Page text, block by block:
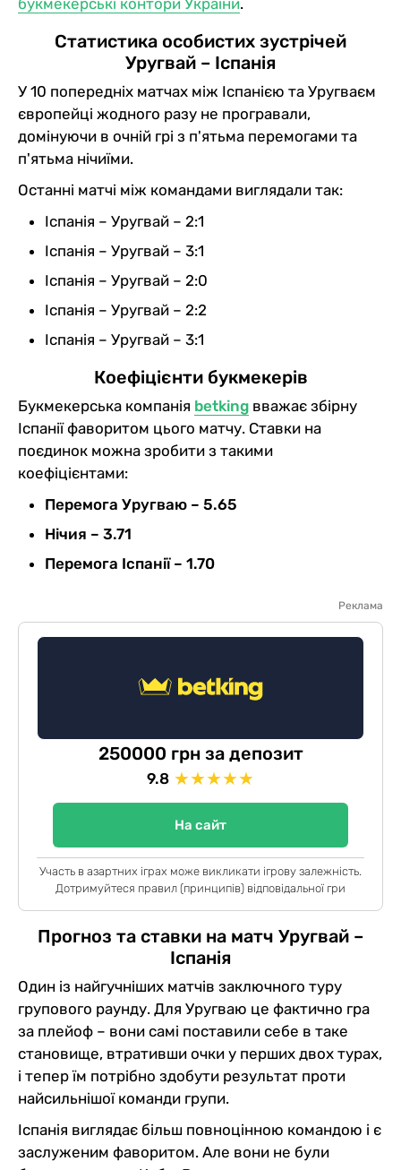
букмекерські контори України.
Статистика особистих зустрічей
Уругвай – Іспанія
У 10 попередніх матчах між Іспанією та Уругваєм
європейці жодного разу не програвали,
домінуючи в очній грі з п'ятьма перемогами та
п'ятьма нічиїми.
Останні матчі між командами виглядали так:
Іспанія – Уругвай – 2:1
Іспанія – Уругвай – 3:1
Іспанія – Уругвай – 2:0
Іспанія – Уругвай – 2:2
Іспанія – Уругвай – 3:1
Коефіцієнти букмекерів
Букмекерська компанія betking вважає збірну
Іспанії фаворитом цього матчу. Ставки на
поєдинок можна зробити з такими
коефіцієнтами:
Перемога Уругваю – 5.65
Нічия – 3.71
Перемога Іспанії – 1.70
Реклама
250000 грн за депозит
9.8 ★★★★★
На сайт
Участь в азартних іграх може викликати ігрову залежність.
Дотримуйтеся правил (принципів) відповідальної гри
Прогноз та ставки на матч Уругвай –
Іспанія
Один із найгучніших матчів заключного туру
групового раунду. Для Уругваю це фактично гра
за плейоф – вони самі поставили себе в таке
становище, втративши очки у перших двох турах,
і тепер їм потрібно здобути результат проти
найсильнішої команди групи.
Іспанія виглядає більш повноцінною командою і є
заслуженим фаворитом. Але вони не були